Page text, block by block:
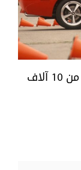
سيارات رياضية يمكنك شراؤها بأقل من 10 آلاف